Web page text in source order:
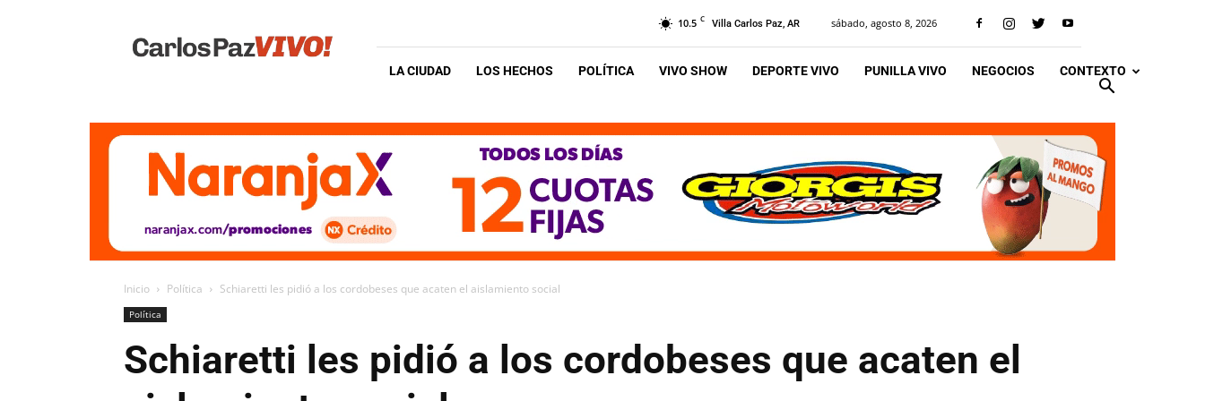
Vivo
10.5 C Villa Carlos Paz, AR sábado, agosto 8, 2026
LA CIUDAD LOS HECHOS POLÍTICA VIVO SHOW DEPORTE VIVO PUNILLA VIVO NEGOCIOS CONTEXTO
Inicio Política Schiaretti les pidió a los cordobeses que acaten el aislamiento social
Política
Schiaretti les pidió a los cordobeses que acaten el